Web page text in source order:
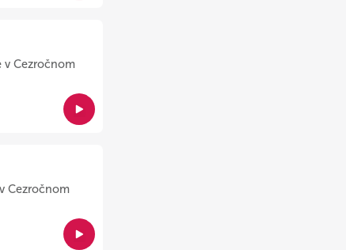
v Cezročnom
Cezročnom